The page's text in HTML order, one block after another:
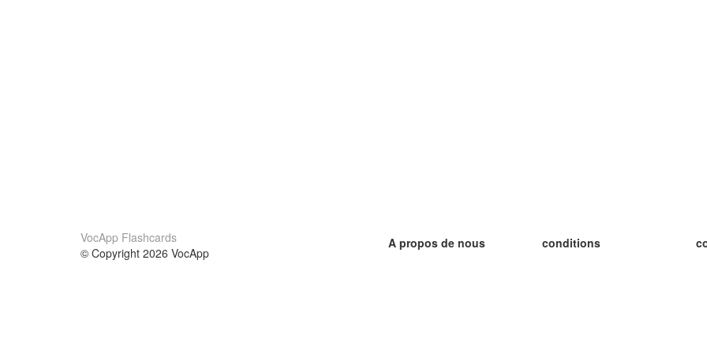
VocApp Flashcards
© Copyright 2026 VocApp
A propos de nous
conditions